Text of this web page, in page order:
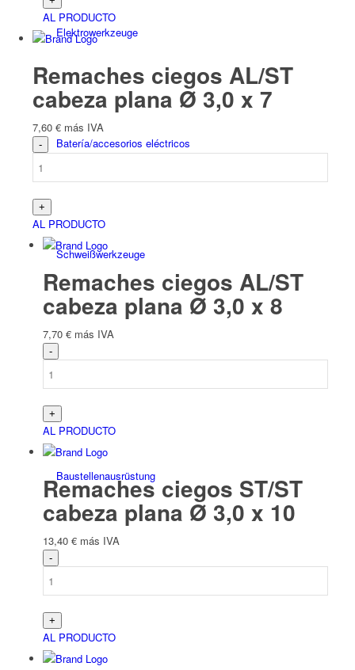
Elektro­werk­zeuge
Batería/accesorios eléctricos
Schweiß­werk­zeuge
Eléctrico
Bau­stellen­aus­rüstung
AL PRODUCTO
Remaches ciegos AL/ST
cabeza plana Ø 3,0 x 7
7,60 € más IVA
AL PRODUCTO
Remaches ciegos AL/ST
cabeza plana Ø 3,0 x 8
7,70 € más IVA
AL PRODUCTO
Remaches ciegos ST/ST
cabeza plana Ø 3,0 x 10
13,40 € más IVA
AL PRODUCTO